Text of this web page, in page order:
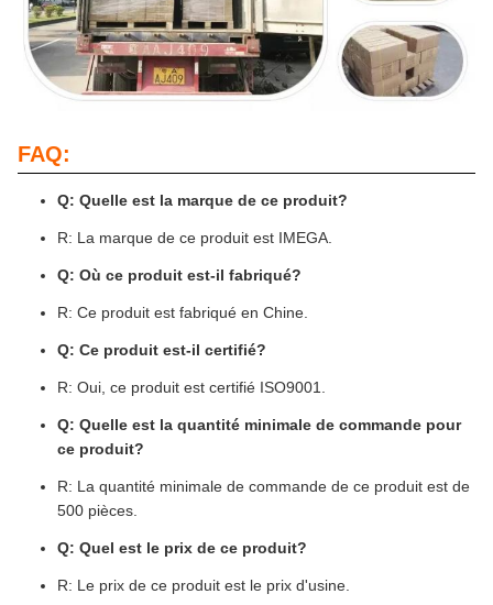
FAQ:
Q: Quelle est la marque de ce produit?
R: La marque de ce produit est IMEGA.
Q: Où ce produit est-il fabriqué?
R: Ce produit est fabriqué en Chine.
Q: Ce produit est-il certifié?
R: Oui, ce produit est certifié ISO9001.
Q: Quelle est la quantité minimale de commande pour
ce produit?
R: La quantité minimale de commande de ce produit est de
500 pièces.
Q: Quel est le prix de ce produit?
R: Le prix de ce produit est le prix d'usine.